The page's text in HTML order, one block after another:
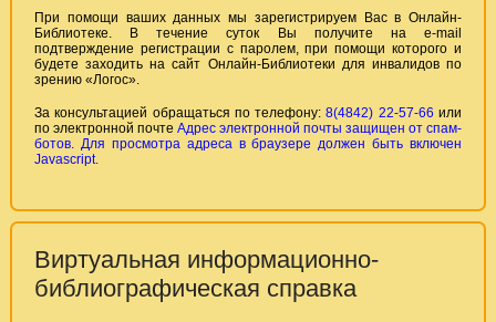
При помощи ваших данных мы зарегистрируем Вас в Онлайн-
Библиотеке. В течение суток Вы получите на е-mail
подтверждение регистрации с паролем, при помощи которого и
будете заходить на сайт Онлайн-Библиотеки для инвалидов по
зрению «Логос».
За консультацией обращаться по телефону:8(4842) 22-57-66 или
по электронной почте Адрес электронной почты защищен от спам-
ботов. Для просмотра адреса в браузере должен быть включен
Javascript.
Виртуальная информационно-
библиографическая справка